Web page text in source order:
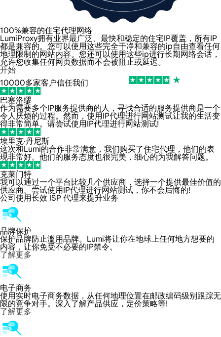
100%兼容的住宅代理网络
LumiProxy拥有业界最广泛、最快和稳定的住宅IP覆盖，所有IP
都是兼容的。您可以使用这些完全干净和兼容的ip自由查看任何
地理限制的网站内容。您还可以使用这些ip进行长期网络会话，
允许您收集任何网页数据而不会被阻止或延迟。
开始
10000多家客户信任我们
巴塞洛缪
作为需要多个IP服务提供商的人，寻找合适的服务提供商是一个
令人厌烦的过程。然而，使用IP代理进行网站测试让我的生活变
得非常简单。请尝试使用IP代理进行网站测试!
埃里克·丹尼斯
这次和Lumi的合作非常满意，我们购买了住宅代理，他们的表
现非常好。他们的服务态度也很完美，细心的为我解答问题。
克莱门特
我可以通过一个平台比较几个供应商，选择一个提供最佳价值的
供应商。尝试使用IP代理进行网站测试，你不会后悔的!
公司使用长效 ISP 代理来提升业务
品牌保护
保护品牌防止滥用品牌。Lumi将让你在地球上任何地方想要的
内容，让你免受不必要的IP禁令。
了解更多
电子商务
使用实时电子商务数据，从任何地理位置在邮政编码级别跟踪无
限的竞争对手。深入了解产品供应，定价策略等!
了解更多